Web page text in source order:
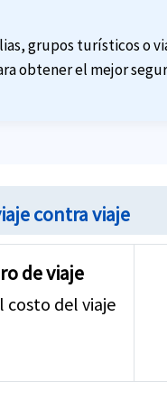
grupos turísticos o
obtener el mejor
contra viaje
de viaje
costo del viaje